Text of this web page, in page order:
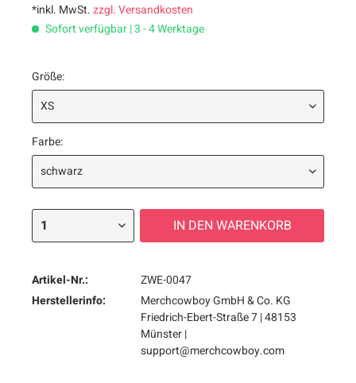
*inkl. MwSt.zzgl. Versandkosten
Sofort verfügbar | 3 - 4 Werktage
Größe:
Farbe:
IN DEN WARENKORB
Artikel-Nr.:
ZWE-0047
Herstellerinfo:
Merchcowboy GmbH & Co. KG
Friedrich-Ebert-Straße 7 | 48153
Münster |
support@merchcowboy.com